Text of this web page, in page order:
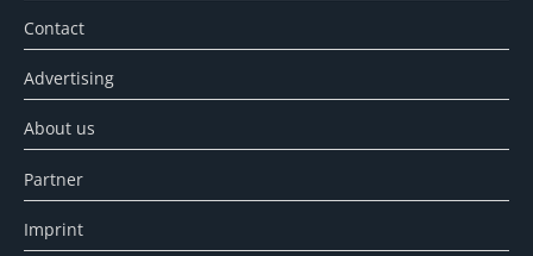
Contact
Advertising
About us
Partner
Imprint